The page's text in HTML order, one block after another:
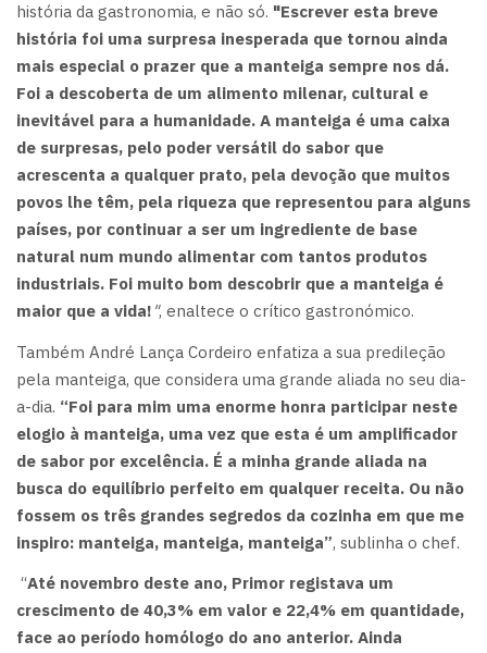
história da gastronomia, e não só. "Escrever esta breve
história foi uma surpresa inesperada que tornou ainda
mais especial o prazer que a manteiga sempre nos dá.
Foi a descoberta de um alimento milenar, cultural e
inevitável para a humanidade. A manteiga é uma caixa
de surpresas, pelo poder versátil do sabor que
acrescenta a qualquer prato, pela devoção que muitos
povos lhe têm, pela riqueza que representou para alguns
países, por continuar a ser um ingrediente de base
natural num mundo alimentar com tantos produtos
industriais. Foi muito bom descobrir que a manteiga é
maior que a vida! ", enaltece o crítico gastronómico.
Também André Lança Cordeiro enfatiza a sua predileção
pela manteiga, que considera uma grande aliada no seu dia-
a-dia. “Foi para mim uma enorme honra participar neste
elogio à manteiga, uma vez que esta é um amplificador
de sabor por excelência. É a minha grande aliada na
busca do equilíbrio perfeito em qualquer receita. Ou não
fossem os três grandes segredos da cozinha em que me
inspiro: manteiga, manteiga, manteiga”, sublinha o chef.
“Até novembro deste ano, Primor registava um
crescimento de 40,3% em valor e 22,4% em quantidade,
face ao período homólogo do ano anterior. Ainda